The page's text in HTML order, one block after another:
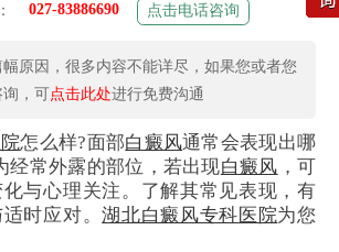
027-83886690 点击电话咨询
幅原因，很多内容不能详尽，如果您或者您
，可点击此处进行免费沟通
怎么样?面部白癜风通常会表现出哪
经常外露的部位，若出现白癜风 ，可
与心理关注。了解其常见表现，有
时应对。湖北白癜风专科医院为您